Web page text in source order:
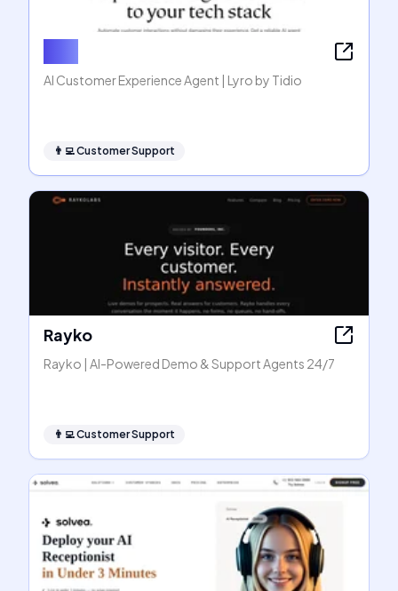
AI Customer Experience Agent | Lyro by Tidio
👨‍💻Customer Support
Rayko
Rayko | AI-Powered Demo & Support Agents 24/7
👨‍💻Customer Support